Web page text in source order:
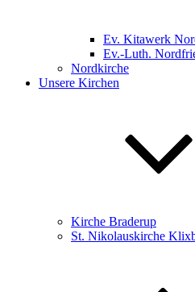
Ev. Kitawerk
Ev.-Luth.
Nordkirche
Unsere Kirchen
Kirche Braderup
St. Nikolauskirche